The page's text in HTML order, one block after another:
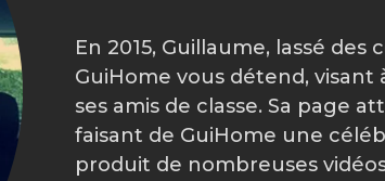
En 2015, Guillaume, lassé
GuiHome vous détend, visant
ses amis de classe. Sa page
faisant de GuiHome une
produit de nombreuses